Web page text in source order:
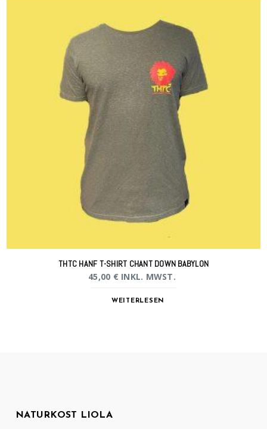
THTC HANF T-SHIRT CHANT DOWN BABYLON
45,00 € INKL. MWST.
WEITERLESEN
NATURKOST LIOLA